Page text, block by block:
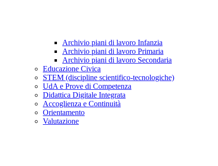
Archivio piani di lavoro Infanzia
Archivio piani di lavoro Primaria
Archivio piani di lavoro Secondaria
Educazione Civica
STEM (discipline scientifico-tecnologiche)
UdA e Prove di Competenza
Didattica Digitale Integrata
Accoglienza e Continuità
Orientamento
Valutazione